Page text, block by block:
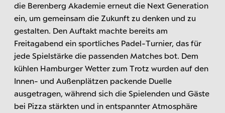
die Berenberg Akademie erneut die Next Generation
ein, um gemeinsam die Zukunft zu denken und zu
gestalten. Den Auftakt machte bereits am
Freitagabend ein sportliches Padel-Turnier, das für
jede Spielstärke die passenden Matches bot. Dem
kühlen Hamburger Wetter zum Trotz wurden auf den
Innen- und Außenplätzen packende Duelle
ausgetragen, während sich die Spielenden und Gäste
bei Pizza stärkten und in entspannter Atmosphäre